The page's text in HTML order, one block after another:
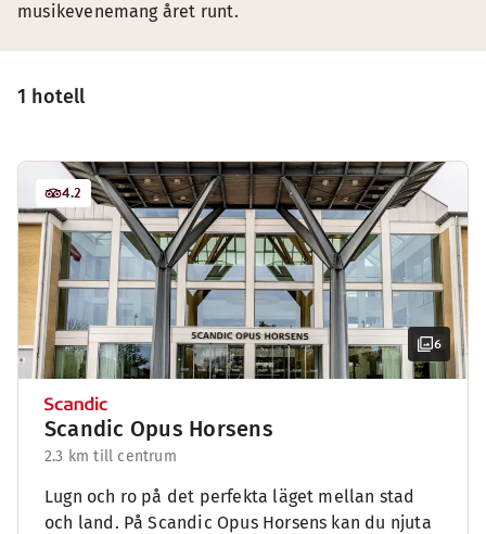
1 hotell
6
4.2
Scandic Opus Horsens
2.3 km till centrum
Lugn och ro på det perfekta läget mellan stad
och land. På Scandic Opus Horsens kan du njuta
musikevenemang året runt.